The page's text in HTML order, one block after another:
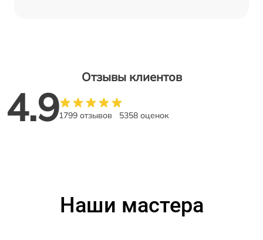
Отзывы клиентов
4.91799 отзывов 5358 оценок
Наши мастера